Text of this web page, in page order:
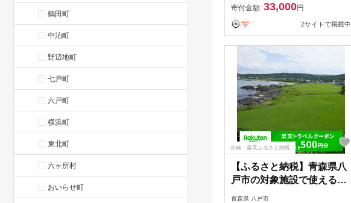
鶴田町
中泊町
野辺地町
七戸町
六戸町
横浜町
東北町
六ヶ所村
おいらせ町
市
寄付金額: 33,000円
2サイトで掲載中
出典：楽天ふるさと納税
【ふるさと納税】青森県八
戸市の対象施設で使える楽
天トラベルクーポン 寄付額
青森県 八戸市